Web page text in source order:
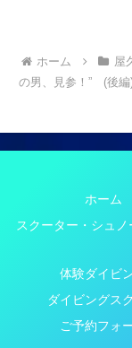
ホーム 屋
の男、見参！” (後編
ホーム
スクーター・シュ
体験ダイビ
ダイビングス
ご予約フォ